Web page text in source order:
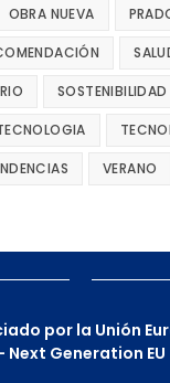
OBRA NUEVA
SOSTENIBILIDAD
VERANO
por la Unión
Next Generation EU